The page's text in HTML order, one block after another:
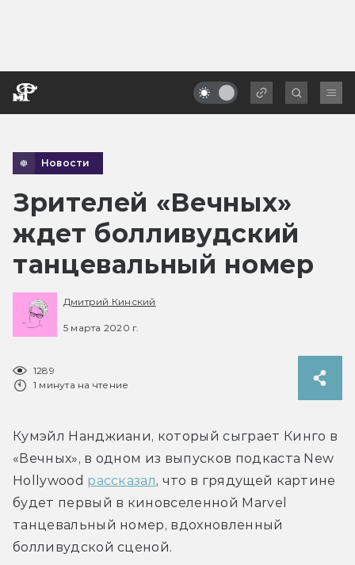
Новости
Зрителей «Вечных»
ждет болливудский
танцевальный номер
Дмитрий Кинский
5 марта 2020 г.
1289
1 минута на чтение
Кумэйл Нанджиани, который сыграет Кинго в
«Вечных», в одном из выпусков подкаста New
Hollywood рассказал, что в грядущей картине
будет первый в киновселенной Marvel
танцевальный номер, вдохновленный
болливудской сценой.